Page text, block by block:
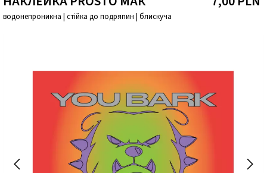
водонепроникна | стійка до подряпин | блискуча